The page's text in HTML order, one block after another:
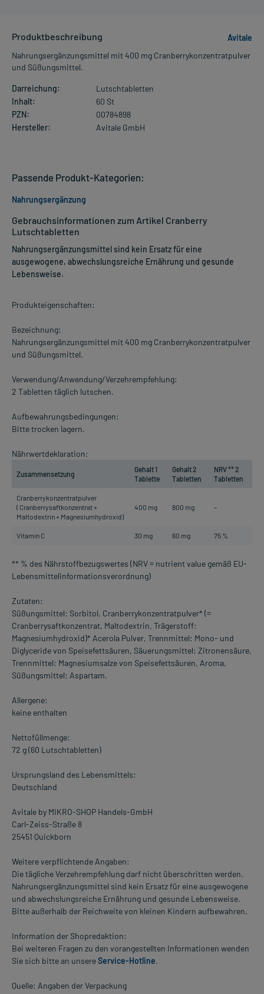
Produktbeschreibung
Avitale
Nahrungsergänzungsmittel mit 400 mg Cranberrykonzentratpulver
und Süßungsmittel.
Darreichung:
Lutschtabletten
Inhalt:
60 St
PZN:
00784898
Hersteller:
Avitale GmbH
Gebrauchsinformationen zum Artikel Cranberry
Lutschtabletten
Nahrungsergänzungsmittel sind kein Ersatz für eine
ausgewogene, abwechslungsreiche Ernährung und gesunde
Lebensweise.
Produkteigenschaften:
Bezeichnung:
Nahrungsergänzungsmittel mit 400 mg Cranberrykonzentratpulver
und Süßungsmittel.
Verwendung/Anwendung/Verzehrempfehlung:
2 Tabletten täglich lutschen.
Aufbewahrungsbedingungen:
Bitte trocken lagern.
Nährwertdeklaration:
Zusammensetzung
Gehalt 1
Tablette
Gehalt 2
Tabletten
NRV ** 2
Tabletten
Cranberrykonzentratpulver
( Cranberrysaftkonzentrat +
Maltodextrin + Magnesiumhydroxid)
400 mg 800 mg –
Vitamin C 30 mg 60 mg 75 %
** % des Nährstoffbezugswertes (NRV = nutrient value gemäß EU-
Lebensmittelinformationsverordnung)
Zutaten:
Süßungsmittel: Sorbitol, Cranberrykonzentratpulver* (=
Cranberrysaftkonzentrat, Maltodextrin, Trägerstoff:
Magnesiumhydroxid)* Acerola Pulver, Trennmittel: Mono- und
Diglyceride von Speisefettsäuren, Säuerungsmittel: Zitronensäure,
Trennmittel: Magnesiumsalze von Speisefettsäuren, Aroma,
Süßungsmittel: Aspartam.
Allergene:
keine enthalten
Nettofüllmenge:
72 g (60 Lutschtabletten)
Ursprungsland des Lebensmittels:
Deutschland
Avitale by MIKRO-SHOP Handels-GmbH
Carl-Zeiss-Straße 8
25451 Quickborn
Weitere verpflichtende Angaben:
Die tägliche Verzehrempfehlung darf nicht überschritten werden.
Nahrungsergänzungsmittel sind kein Ersatz für eine ausgewogene
und abwechslungsreiche Ernährung und gesunde Lebensweise.
Bitte außerhalb der Reichweite von kleinen Kindern aufbewahren.
Information der Shopredaktion:
Bei weiteren Fragen zu den vorangestellten Informationen wenden
Sie sich bitte an unsereService-Hotline.
Quelle: Angaben der Verpackung
Passende Produkt-Kategorien:
Nahrungsergänzung